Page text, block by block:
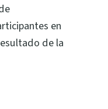
en
de la